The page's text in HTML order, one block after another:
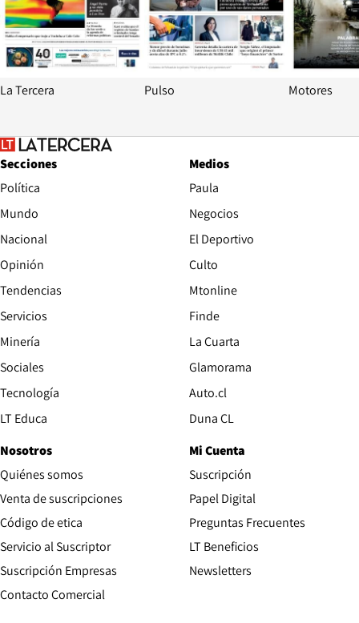
La Tercera Pulso Motores
Secciones
Política
Mundo
Nacional
Opinión
Tendencias
Servicios
Minería
Sociales
Tecnología
LT Educa
Medios
Paula
Negocios
El Deportivo
Culto
Mtonline
Finde
La Cuarta
Glamorama
Auto.clOpens in new window
Duna CLOpens in new window
Nosotros
Quiénes somos
Venta de suscripciones
Código de etica Opens in new window
Servicio al Suscriptor
Suscripción Empresas
Contacto ComercialOpens in new window
Mi Cuenta
Suscripción
Papel DigitalOpens in new
Preguntas Frecuentes
LT Beneficios
Newsletters